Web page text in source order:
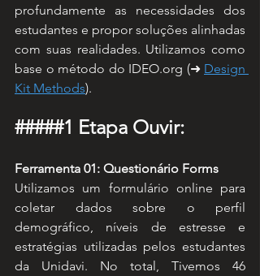
profundamente as necessidades dos
estudantes e propor soluções alinhadas
com suas realidades. Utilizamos como
base o método do IDEO.org (➜ Design
Kit Methods).
#####1 Etapa Ouvir:
Ferramenta 01: Questionário Forms
Utilizamos um formulário online para
coletar dados sobre o perfil
demográfico, níveis de estresse e
estratégias utilizadas pelos estudantes
da Unidavi. No total, Tivemos 46